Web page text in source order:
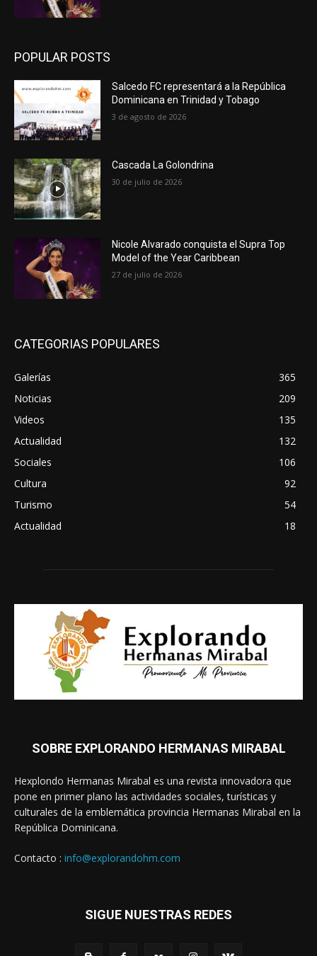
POPULAR POSTS
Salcedo FC representará a la República
Dominicana en Trinidad y Tobago
3 de agosto de 2026
Cascada La Golondrina
30 de julio de 2026
Nicole Alvarado conquista el Supra Top
Model of the Year Caribbean
27 de julio de 2026
CATEGORIAS POPULARES
Galerías
365
Noticias
209
Videos
135
Actualidad
132
Sociales
106
Cultura
92
Turismo
54
Actualidad
18
SOBRE EXPLORANDO HERMANAS MIRABAL
Hexplondo Hermanas Mirabal es una revista innovadora que
pone en primer plano las actividades sociales, turísticas y
culturales de la emblemática provincia Hermanas Mirabal en la
República Dominicana.
Contacto : info@explorandohm.com
SIGUE NUESTRAS REDES